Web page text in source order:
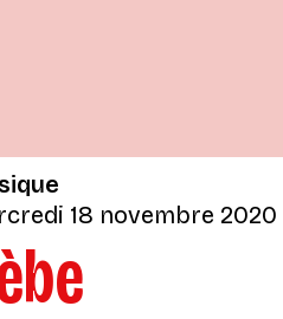
18 novembre 2020